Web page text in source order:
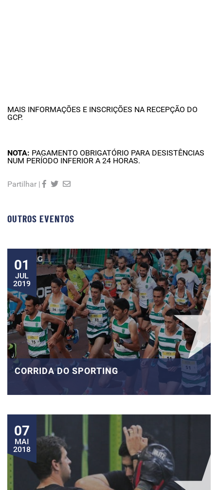
MAIS INFORMAÇÕES E INSCRIÇÕES NA RECEPÇÃO DO
GCP.
NOTA: PAGAMENTO OBRIGATÓRIO PARA DESISTÊNCIAS
NUM PERÍODO INFERIOR A 24 HORAS.
Partilhar |
OUTROS EVENTOS
01
JUL
2019
CORRIDA DO SPORTING
07
MAI
2018